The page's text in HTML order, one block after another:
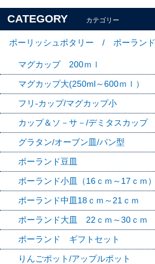
CATEGORY カテゴリー
ポーリッシュポタリー / ポーランド
マグカップ 200ｍｌ
マグカップ大(250ml～600ｍｌ）
フリ-カップ/マグカップ小
カップ＆ソ－サ－/デミタスカップ
グラタン/オーブン皿/パン型
ポーランド豆皿
ポーランド小皿（16ｃｍ～17ｃｍ）
ポーランド中皿18ｃｍ～21ｃｍ
ポーランド大皿 22ｃｍ～30ｃｍ
ポーランド ギフトセット
りんごポット/アップルポット